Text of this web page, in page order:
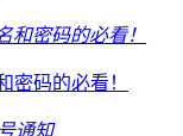
密码的必看！